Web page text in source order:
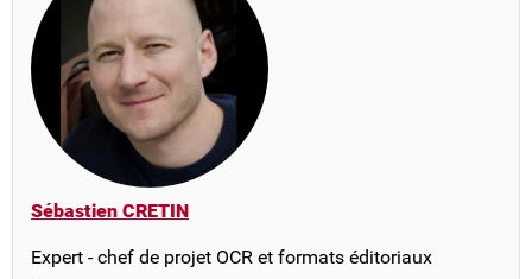
Sébastien CRETIN
Expert - chef de projet OCR et formats éditoriaux